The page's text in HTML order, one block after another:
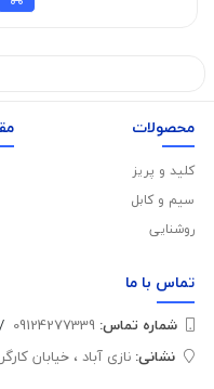
محصولات
کلید و پریز
سیم و کابل
روشنایی
تماس با ما
شماره تماس‌: /
نشانی: نازی آباد ، خیابان